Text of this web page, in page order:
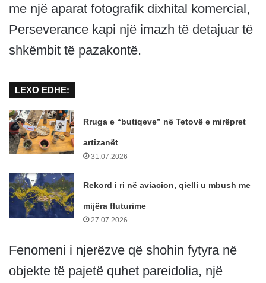
me një aparat fotografik dixhital komercial,
Perseverance kapi një imazh të detajuar të
shkëmbit të pazakontë.
LEXO EDHE:
Rruga e “butiqeve” në Tetovë e mirëpret
artizanët
31.07.2026
Rekord i ri në aviacion, qielli u mbush me
mijëra fluturime
27.07.2026
Fenomeni i njerëzve që shohin fytyra në
objekte të pajetë quhet pareidolia, një